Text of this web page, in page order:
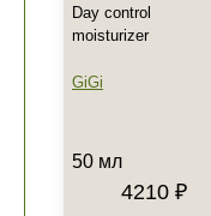
Day control
moisturizer
GiGi
50 мл
4210 ₽